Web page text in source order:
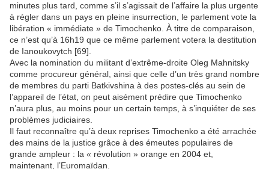
minutes plus tard, comme s’il s’agissait de l’affaire la plus urgente
à régler dans un pays en pleine insurrection, le parlement vote la
libération « immédiate » de Timochenko. À titre de comparaison,
ce n’est qu’à 16h19 que ce même parlement votera la destitution
de Ianoukovytch [69].
Avec la nomination du militant d’extrême-droite Oleg Mahnitsky
comme procureur général, ainsi que celle d’un très grand nombre
de membres du parti Batkivshina à des postes-clés au sein de
l’appareil de l’état, on peut aisément prédire que Timochenko
n’aura plus, au moins pour un certain temps, à s’inquiéter de ses
problèmes judiciaires.
Il faut reconnaître qu’à deux reprises Timochenko a été arrachée
des mains de la justice grâce à des émeutes populaires de
grande ampleur : la « révolution » orange en 2004 et,
maintenant, l’Euromaïdan.